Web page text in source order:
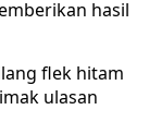
hasil
flek hitam
ulasan